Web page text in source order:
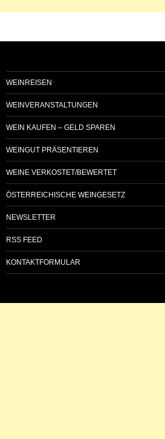
WEINREISEN
WEINVERANSTALTUNGEN
WEIN KAUFEN – GELD SPAREN
WEINGUT PRÄSENTIEREN
WEINE VERKOSTET/BEWERTET
ÖSTERREICHISCHE WEINGESETZ
NEWSLETTER
RSS FEED
KONTAKTFORMULAR